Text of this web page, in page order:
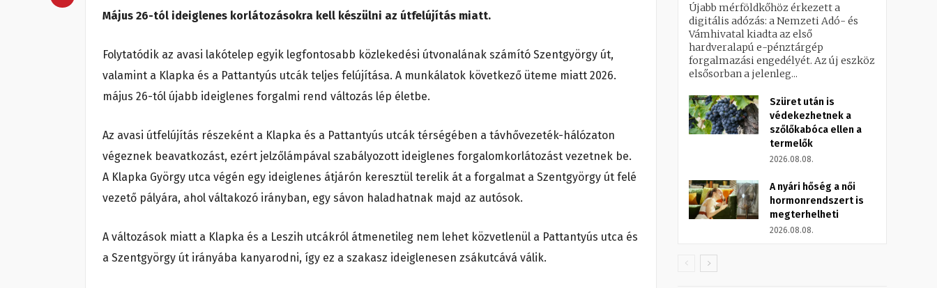
Május 26-tól ideiglenes korlátozásokra kell készülni az útfelújítás miatt.
Folytatódik az avasi lakótelep egyik legfontosabb közlekedési útvonalának számító Szentgyörgy út,
valamint a Klapka és a Pattantyús utcák teljes felújítása. A munkálatok következő üteme miatt 2026.
május 26-tól újabb ideiglenes forgalmi rend változás lép életbe.
Az avasi útfelújítás részeként a Klapka és a Pattantyús utcák térségében a távhővezeték-hálózaton
végeznek beavatkozást, ezért jelzőlámpával szabályozott ideiglenes forgalomkorlátozást vezetnek be.
A Klapka György utca végén egy ideiglenes átjárón keresztül terelik át a forgalmat a Szentgyörgy út felé
vezető pályára, ahol váltakozó irányban, egy sávon haladhatnak majd az autósok.
A változások miatt a Klapka és a Leszih utcákról átmenetileg nem lehet közvetlenül a Pattantyús utca és
a Szentgyörgy út irányába kanyarodni, így ez a szakasz ideiglenesen zsákutcává válik.
Újabb mérföldkőhöz érkezett a
digitális adózás: a Nemzeti Adó- és
Vámhivatal kiadta az első
hardveralapú e-pénztárgép
forgalmazási engedélyét. Az új eszköz
elsősorban a jelenleg...
Szüret után is
védekezhetnek a
szőlőkabóca ellen a
termelők
2026.08.08.
A nyári hőség a női
hormonrendszert is
megterhelheti
2026.08.08.